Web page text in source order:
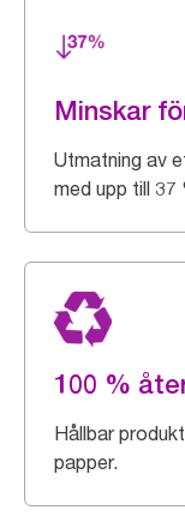
Minskar
Utmatning av
med upp till 37
100 %
Hållbar
papper.